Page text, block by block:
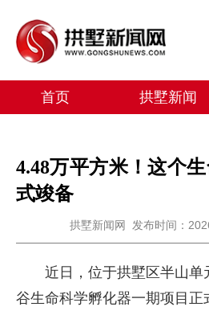
首页 拱墅新闻
4.48万平方米！这个
式竣备
拱墅新闻网 发布时间：
近日，位于拱墅区半山单
谷生命科学孵化器一期项目